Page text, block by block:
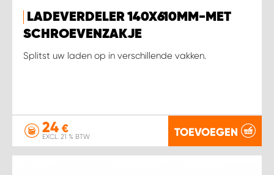
LADEVERDELER 140X610MM-MET
SCHROEVENZAKJE
Splitst uw laden op in verschillende vakken.
24 €
EXCL. 21 % BTW TOEVOEGEN
WORK SYSTEM SIMPELVELD
WORK SYSTEM UITHOORN
WORK SYSTEM ZIERIKZEE